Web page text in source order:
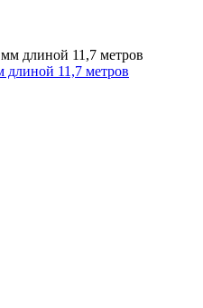
медный
(пруток)
Фитинги
резьбовые
11,7 метров